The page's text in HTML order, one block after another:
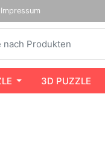
Impressum
3D PUZZLE